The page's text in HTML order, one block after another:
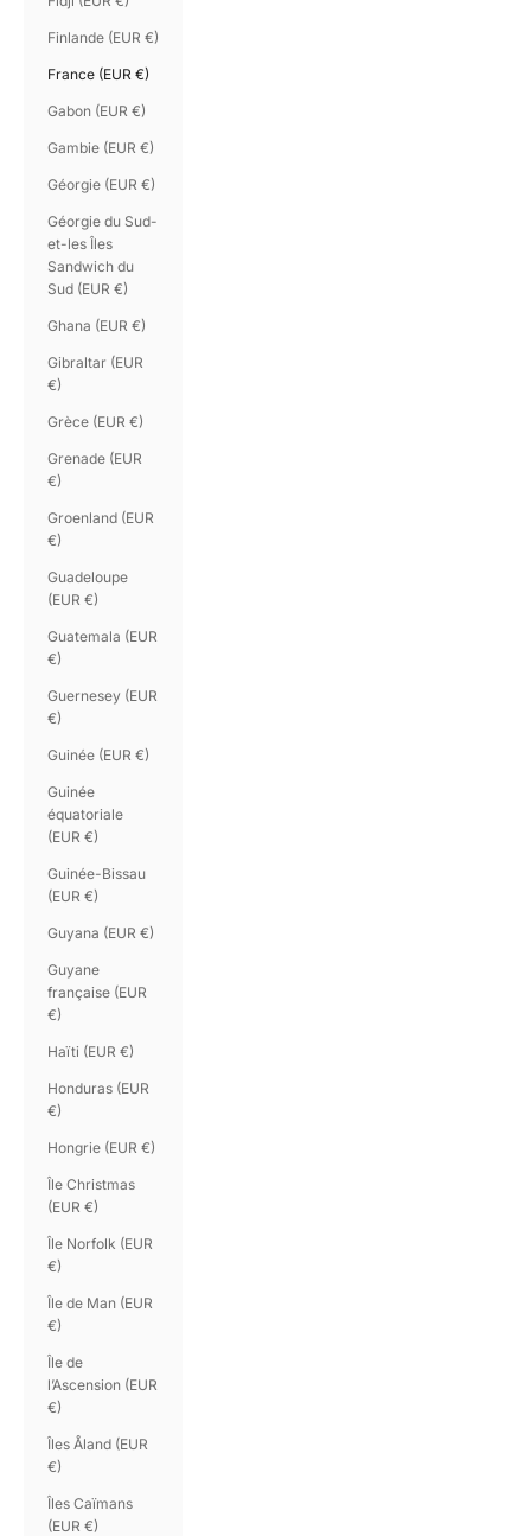
Finlande (EUR €)
France (EUR €)
Gabon (EUR €)
Gambie (EUR €)
Géorgie (EUR €)
Géorgie du Sud-
et-les Îles
Sandwich du
Sud (EUR €)
Ghana (EUR €)
Gibraltar (EUR
€)
Grèce (EUR €)
Grenade (EUR
€)
Groenland (EUR
€)
Guadeloupe
(EUR €)
Guatemala (EUR
€)
Guernesey (EUR
€)
Guinée (EUR €)
Guinée
équatoriale
(EUR €)
Guinée-Bissau
(EUR €)
Guyana (EUR €)
Guyane
française (EUR
€)
Haïti (EUR €)
Honduras (EUR
€)
Hongrie (EUR €)
Île Christmas
(EUR €)
Île Norfolk (EUR
€)
Île de Man (EUR
€)
Île de
l’Ascension (EUR
€)
Îles Åland (EUR
€)
Îles Caïmans
(EUR €)